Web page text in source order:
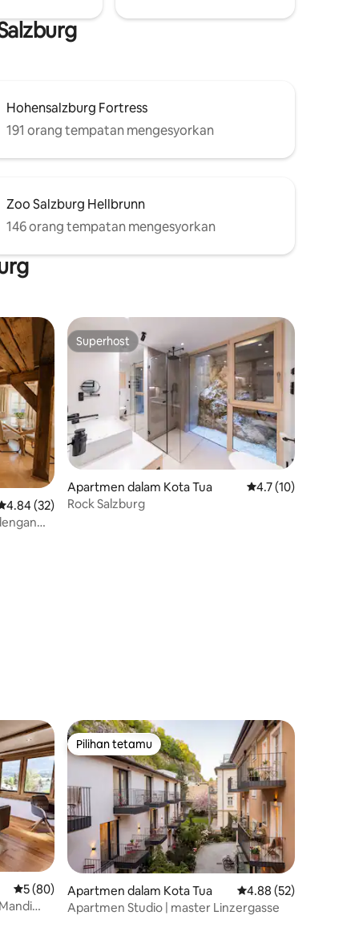
Hohensalzburg Fortress
191 orang tempatan mengesyorkan
Zoo Salzburg Hellbrunn
146 orang tempatan mengesyorkan
purata 4.84 daripada 5, 32 ulasan
4.84 (32)
Superhost
Superhost
Apartmen dalam Kota Tua Penarafan purata
4.7 (10)
Rock Salzburg
Penarafan purata 5 daripada 5, 80 ulasan
5 (80)
Pilihan tetamu
Pilihan tetamu
Apartmen dalam Kota Tua Penarafan purata
4.88 (52)
Apartmen Studio | master Linzergasse